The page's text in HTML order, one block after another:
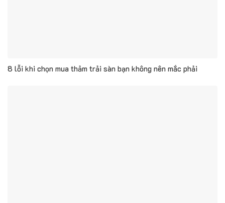
8 lỗi khi chọn mua thảm trải sàn bạn không nên mắc phải